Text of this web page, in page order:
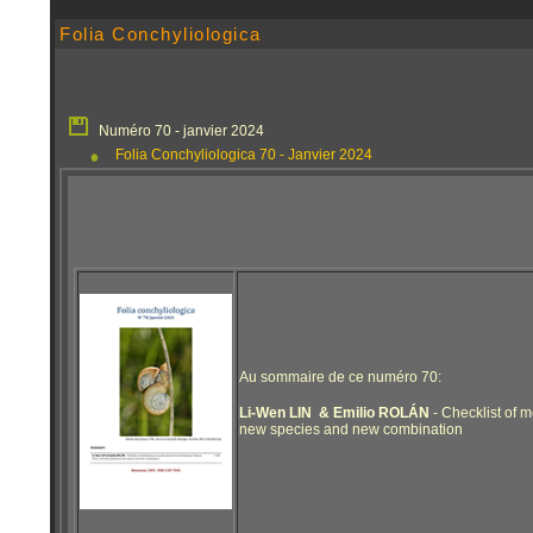
Folia Conchyliologica
Numéro 70 - janvier 2024
Folia Conchyliologica 70 - Janvier 2024
Au sommaire de ce numéro 70:
Li-Wen LIN & Emilio ROLÁN - Checklist of
new species and new combination